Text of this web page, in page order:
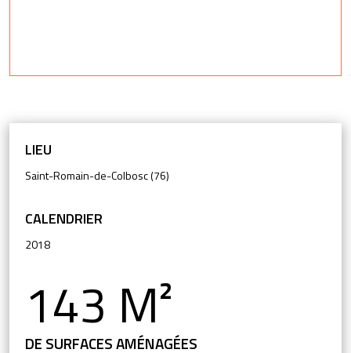
LIEU
Saint-Romain-de-Colbosc (76)
CALENDRIER
2018
143 M²
DE SURFACES AMÉNAGÉES